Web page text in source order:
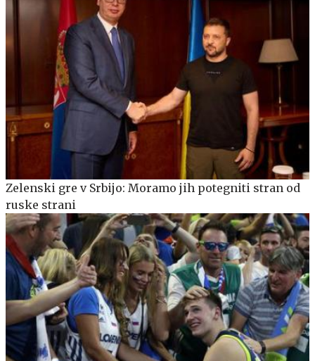
Zelenski gre v Srbijo: Moramo jih potegniti stran od
ruske strani